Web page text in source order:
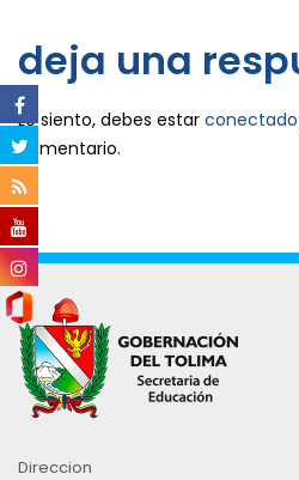
deja una
Lo siento, debes estar conectado
comentario.
Direccion